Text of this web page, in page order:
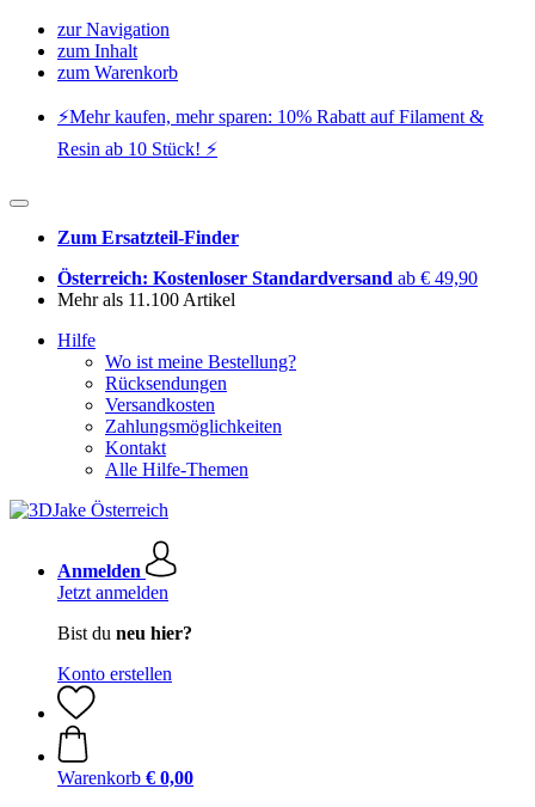
zur Navigation
zum Inhalt
zum Warenkorb
⚡️Mehr kaufen, mehr sparen: 10% Rabatt auf Filament &
Resin ab 10 Stück! ⚡️
Zum Ersatzteil-Finder
Österreich: Kostenloser Standardversand ab € 49,90
Mehr als 11.100 Artikel
Hilfe
Wo ist meine Bestellung?
Rücksendungen
Versandkosten
Zahlungsmöglichkeiten
Kontakt
Alle Hilfe-Themen
Anmelden
Jetzt anmelden
Bist du neu hier?
Konto erstellen
Warenkorb € 0,00